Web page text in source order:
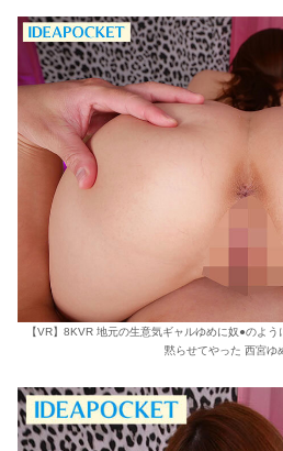
【VR】8KVR 地元の生意気ギャルゆめに奴●のよ
黙らせてやった 西宮ゆ